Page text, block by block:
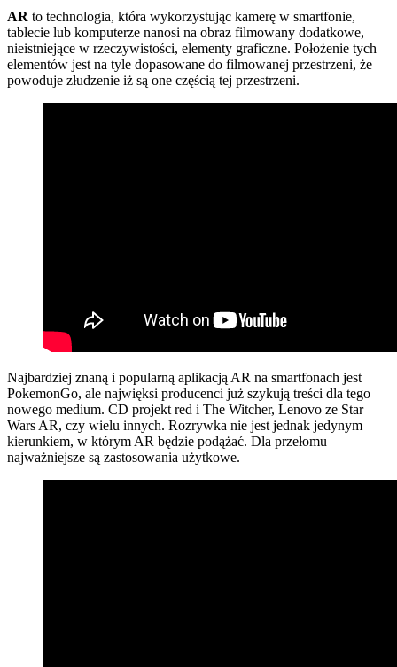
AR to technologia, która wykorzystując kamerę w smartfonie,
tablecie lub komputerze nanosi na obraz filmowany dodatkowe,
nieistniejące w rzeczywistości, elementy graficzne. Położenie tych
elementów jest na tyle dopasowane do filmowanej przestrzeni, że
powoduje złudzenie iż są one częścią tej przestrzeni.
Najbardziej znaną i popularną aplikacją AR na smartfonach jest
PokemonGo, ale najwięksi producenci już szykują treści dla tego
nowego medium. CD projekt red i The Witcher, Lenovo ze Star
Wars AR, czy wielu innych. Rozrywka nie jest jednak jedynym
kierunkiem, w którym AR będzie podążać. Dla przełomu
najważniejsze są zastosowania użytkowe.